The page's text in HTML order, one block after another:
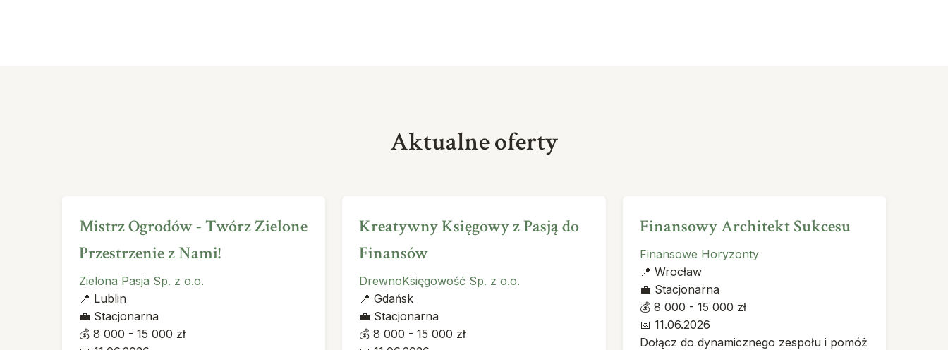
Aktualne oferty
Mistrz Ogrodów - Twórz Zielone
Przestrzenie z Nami!
Zielona Pasja Sp. z o.o.
📍 Lublin
💼 Stacjonarna
💰 8 000 - 15 000 zł
Kreatywny Księgowy z Pasją do
Finansów
DrewnoKsięgowość Sp. z o.o.
📍 Gdańsk
💼 Stacjonarna
💰 8 000 - 15 000 zł
Finansowy Architekt Sukcesu
Finansowe Horyzonty
📍 Wrocław
💼 Stacjonarna
💰8 000 - 15 000 zł
📅 11.06.2026
Dołącz do dynamicznego zespołu i pomóż